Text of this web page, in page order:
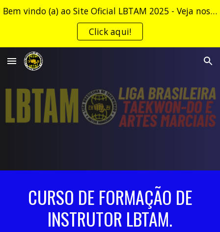
Skip to main content Skip to navigation
Bem vindo (a) ao Site Oficial LBTAM 2025 - Veja nossa NGA (Normas Gerais e Administrativas)!
Click aqui!
CURSO DE FORMAÇÃO DE
INSTRUTOR LBTAM.